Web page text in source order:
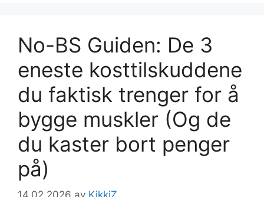
No-BS Guiden: De 3
eneste kosttilskuddene
du faktisk trenger for å
bygge muskler (Og de
du kaster bort penger
på)
14.02.2026 av KikkiZ